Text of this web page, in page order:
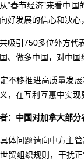
“春节经济”来看中
好发展的信心和决心
吸引750多位外方代
、做多中国，对中国
不移推进高质量发
，在互利互惠中实现
：中国对加拿大部
体问题请向中方主
贸组织规则，干扰